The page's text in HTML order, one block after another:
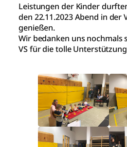
Leistungen der Kinder
den 22.11.2023 Abend in der
genießen.
Wir bedanken uns nochmals
VS für die tolle